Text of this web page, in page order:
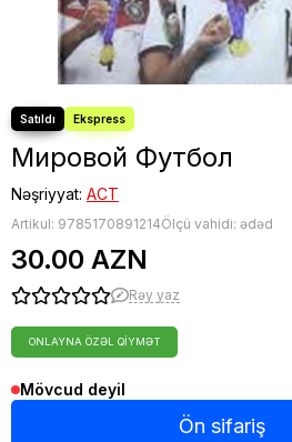
Fəlsəfə
Bestseller
Мировой Футбол
Nəşriyyat: АСТ
Artikul: 9785170891214Ölçü vahidi: ədəd
30.00 AZN
Rəy yaz
ONLAYNA ÖZƏL QIYMƏT
Mövcud deyil
Ön sifariş